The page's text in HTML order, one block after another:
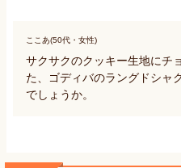
ここあ(50代・女性)
サクサクのクッキー生地にチ
た、ゴディバのラングドシャ
でしょうか。